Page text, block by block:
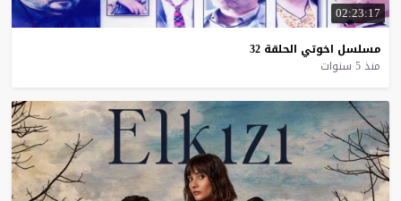
02:23:17
مسلسل اخوتي الحلقة 32
منذ 5 سنوات